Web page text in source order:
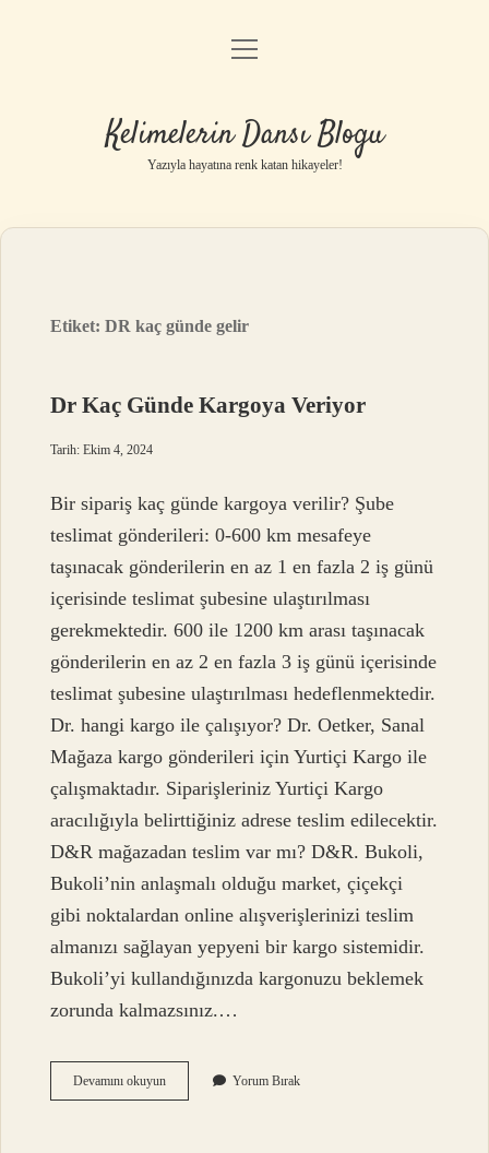
Anasayfa
Yasal Uyarı
menüyü
Kelimelerin Dansı Blogu
Yazıyla hayatına renk katan hikayeler!
Etiket:DR kaç günde gelir
Dr Kaç Günde Kargoya Veriyor
Tarih: Ekim 4, 2024
Bir sipariş kaç günde kargoya verilir? Şube
teslimat gönderileri: 0-600 km mesafeye
taşınacak gönderilerin en az 1 en fazla 2 iş günü
içerisinde teslimat şubesine ulaştırılması
gerekmektedir. 600 ile 1200 km arası taşınacak
gönderilerin en az 2 en fazla 3 iş günü içerisinde
teslimat şubesine ulaştırılması hedeflenmektedir.
Dr. hangi kargo ile çalışıyor? Dr. Oetker, Sanal
Mağaza kargo gönderileri için Yurtiçi Kargo ile
çalışmaktadır. Siparişleriniz Yurtiçi Kargo
aracılığıyla belirttiğiniz adrese teslim edilecektir.
D&R mağazadan teslim var mı? D&R. Bukoli,
Bukoli’nin anlaşmalı olduğu market, çiçekçi
gibi noktalardan online alışverişlerinizi teslim
almanızı sağlayan yepyeni bir kargo sistemidir.
Bukoli’yi kullandığınızda kargonuzu beklemek
zorunda kalmazsınız.…
Devamını okuyunDr
Kaç
Yorum Bırak